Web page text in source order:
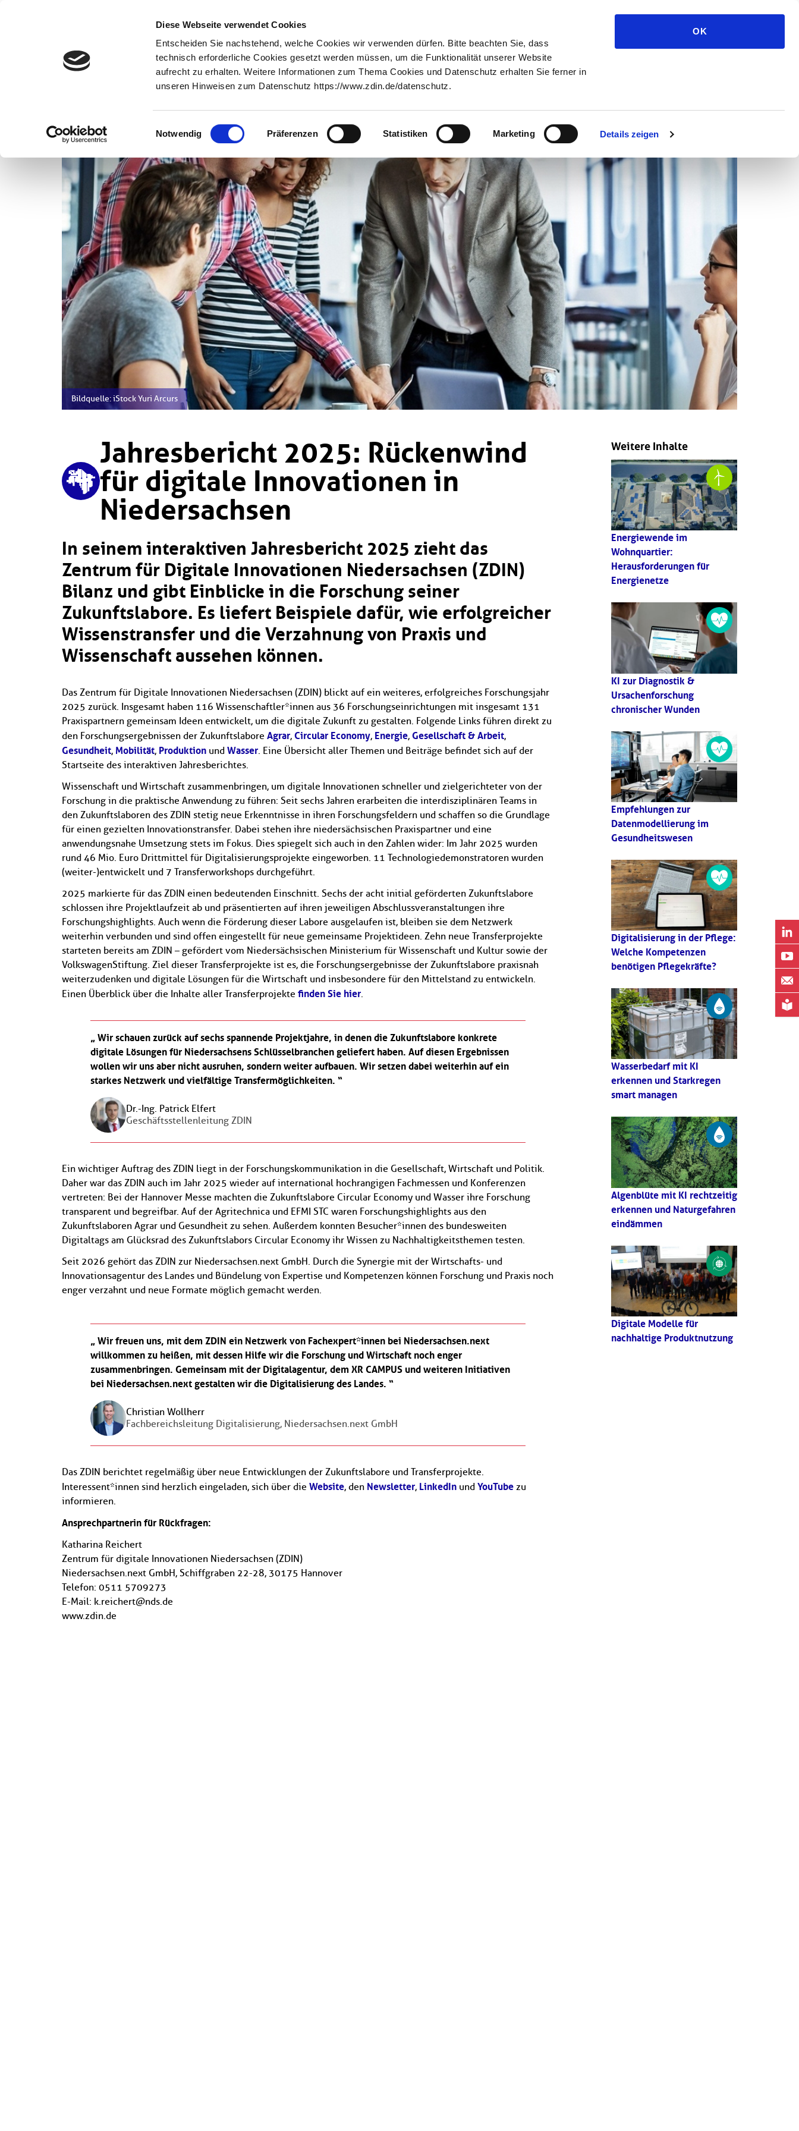
Diese Webseite verwendet Cookies
Entscheiden Sie nachstehend, welche Cookies wir verwenden dürfen. Bitte beachten Sie, dass
technisch erforderliche Cookies gesetzt werden müssen, um die Funktionalität unserer Website
aufrecht zu erhalten. Weitere Informationen zum Thema Cookies und Datenschutz erhalten Sie ferner in
unseren Hinweisen zum Datenschutz https://www.zdin.de/datenschutz.
Einwilligungsauswahl
Notwendig Präferenzen Statistiken Marketing Details zeigen
OK
Wissenschaft
News und Medien News Allgemein Jahresbericht 2025: Rückenwind für digitale Innovationen in Niedersachsen
Bildquelle: iStock Yuri Arcurs
Jahresbericht 2025: Rückenwind
für digitale Innovationen in
Niedersachsen
In seinem interaktiven Jahresbericht 2025 zieht das
Zentrum für Digitale Innovationen Niedersachsen (ZDIN)
Bilanz und gibt Einblicke in die Forschung seiner
Zukunftslabore. Es liefert Beispiele dafür, wie erfolgreicher
Wissenstransfer und die Verzahnung von Praxis und
Wissenschaft aussehen können.
Das Zentrum für Digitale Innovationen Niedersachsen (ZDIN) blickt auf ein weiteres, erfolgreiches Forschungsjahr
2025 zurück. Insgesamt haben 116 Wissenschaftler*innen aus 36 Forschungseinrichtungen mit insgesamt 131
Praxispartnern gemeinsam Ideen entwickelt, um die digitale Zukunft zu gestalten. Folgende Links führen direkt zu
den Forschungsergebnissen der Zukunftslabore Agrar, Circular Economy, Energie, Gesellschaft & Arbeit,
Gesundheit, Mobilität, Produktion und Wasser. Eine Übersicht aller Themen und Beiträge befindet sich auf der
Startseite des interaktiven Jahresberichtes.
Wissenschaft und Wirtschaft zusammenbringen, um digitale Innovationen schneller und zielgerichteter von der
Forschung in die praktische Anwendung zu führen: Seit sechs Jahren erarbeiten die interdisziplinären Teams in
den Zukunftslaboren des ZDIN stetig neue Erkenntnisse in ihren Forschungsfeldern und schaffen so die Grundlage
für einen gezielten Innovationstransfer. Dabei stehen ihre niedersächsischen Praxispartner und eine
anwendungsnahe Umsetzung stets im Fokus. Dies spiegelt sich auch in den Zahlen wider: Im Jahr 2025 wurden
rund 46 Mio. Euro Drittmittel für Digitalisierungsprojekte eingeworben. 11 Technologiedemonstratoren wurden
(weiter-)entwickelt und 7 Transferworkshops durchgeführt.
2025 markierte für das ZDIN einen bedeutenden Einschnitt. Sechs der acht initial geförderten Zukunftslabore
schlossen ihre Projektlaufzeit ab und präsentierten auf ihren jeweiligen Abschlussveranstaltungen ihre
Forschungshighlights. Auch wenn die Förderung dieser Labore ausgelaufen ist, bleiben sie dem Netzwerk
weiterhin verbunden und sind offen eingestellt für neue gemeinsame Projektideen. Zehn neue Transferprojekte
starteten bereits am ZDIN – gefördert vom Niedersächsischen Ministerium für Wissenschaft und Kultur sowie der
VolkswagenStiftung. Ziel dieser Transferprojekte ist es, die Forschungsergebnisse der Zukunftslabore praxisnah
weiterzudenken und digitale Lösungen für die Wirtschaft und insbesondere für den Mittelstand zu entwickeln.
Einen Überblick über die Inhalte aller Transferprojekte finden Sie hier.
Wir schauen zurück auf sechs spannende Projektjahre, in denen die Zukunftslabore konkrete
digitale Lösungen für Niedersachsens Schlüsselbranchen geliefert haben. Auf diesen Ergebnissen
wollen wir uns aber nicht ausruhen, sondern weiter aufbauen. Wir setzen dabei weiterhin auf ein
starkes Netzwerk und vielfältige Transfermöglichkeiten.
Dr.-Ing. Patrick Elfert
Geschäftsstellenleitung ZDIN
Ein wichtiger Auftrag des ZDIN liegt in der Forschungskommunikation in die Gesellschaft, Wirtschaft und Politik.
Daher war das ZDIN auch im Jahr 2025 wieder auf international hochrangigen Fachmessen und Konferenzen
vertreten: Bei der Hannover Messe machten die Zukunftslabore Circular Economy und Wasser ihre Forschung
transparent und begreifbar. Auf der Agritechnica und EFMI STC waren Forschungshighlights aus den
Zukunftslaboren Agrar und Gesundheit zu sehen. Außerdem konnten Besucher*innen des bundesweiten
Digitaltags am Glücksrad des Zukunftslabors Circular Economy ihr Wissen zu Nachhaltigkeitsthemen testen.
Seit 2026 gehört das ZDIN zur Niedersachsen.next GmbH. Durch die Synergie mit der Wirtschafts- und
Innovationsagentur des Landes und Bündelung von Expertise und Kompetenzen können Forschung und Praxis noch
enger verzahnt und neue Formate möglich gemacht werden.
Wir freuen uns, mit dem ZDIN ein Netzwerk von Fachexpert*innen bei Niedersachsen.next
willkommen zu heißen, mit dessen Hilfe wir die Forschung und Wirtschaft noch enger
zusammenbringen. Gemeinsam mit der Digitalagentur, dem XR CAMPUS und weiteren Initiativen
bei Niedersachsen.next gestalten wir die Digitalisierung des Landes.
Christian Wollherr
Fachbereichsleitung Digitalisierung, Niedersachsen.next GmbH
Das ZDIN berichtet regelmäßig über neue Entwicklungen der Zukunftslabore und Transferprojekte.
Interessent*innen sind herzlich eingeladen, sich über die Website, den Newsletter, LinkedIn und YouTube zu
informieren.
Ansprechpartnerin für Rückfragen:
Katharina Reichert
Zentrum für digitale Innovationen Niedersachsen (ZDIN)
Niedersachsen.next GmbH, Schiffgraben 22-28, 30175 Hannover
Telefon: 0511 5709273
E-Mail: k.reichert@nds.de
www.zdin.de
Weitere Inhalte
Energiewende im
Wohnquartier:
Herausforderungen für
Energienetze
KI zur Diagnostik &
Ursachenforschung
chronischer Wunden
Empfehlungen zur
Datenmodellierung im
Gesundheitswesen
Digitalisierung in der Pflege:
Welche Kompetenzen
benötigen Pflegekräfte?
Wasserbedarf mit KI
erkennen und Starkregen
smart managen
Algenblüte mit KI rechtzeitig
erkennen und Naturgefahren
eindämmen
Digitale Modelle für
nachhaltige Produktnutzung
Newsletter abonnieren
E-Mail*
Bitte beachten Sie unsere
* Pflichtfelder Abonnieren